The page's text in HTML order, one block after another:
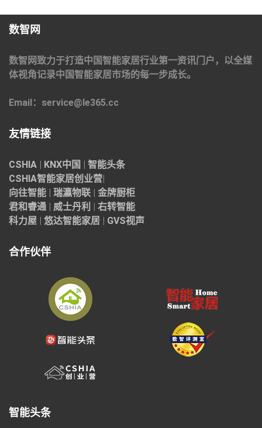
数智网
数智网致力于打造中国智能家居行业第一资讯门户，以全媒
体视角记录中国智能家居市场的每一步成长。
Email：service@le365.cc
友情链接
CSHIA KNX中国
智能头条
CSHIA智能家居创业营
向往智能
瑞瀛物联
金牌厨柜
君和睿通
威士丹利
右转智能
科力屋
悠达智能家居 GVS视声
合作伙伴
智能头条